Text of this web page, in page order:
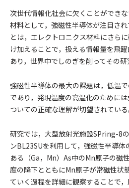
次世代情報化社会に欠くことができ
材料として，強磁性半導体が注目さ
とは，エレクトロニクス材料にさら
け加えることで，扱える情報量を飛
あり，世界中でしのぎを削ってその研
強磁性半導体の最大の課題は，低温
であり，発現温度の高温化のために
ついての正確な理解が切望されている
研究では，大型放射光施設SPring-8
ンBL23SUを利用して，強磁性半導
ある（Ga，Mn）As中のMn原子の磁
度の降下とともにMn原子が常磁性状
ていく過程を詳細に観察することで